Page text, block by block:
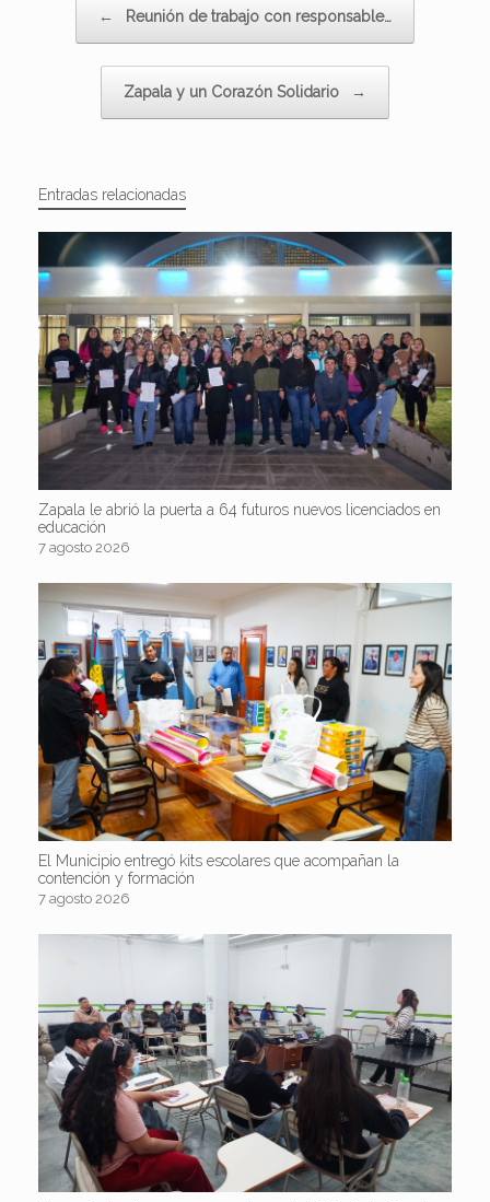
← Reunión de trabajo con responsable…
Zapala y un Corazón Solidario →
Entradas relacionadas
Zapala le abrió la puerta a 64 futuros nuevos licenciados en
educación
7 agosto 2026
El Municipio entregó kits escolares que acompañan la
contención y formación
7 agosto 2026